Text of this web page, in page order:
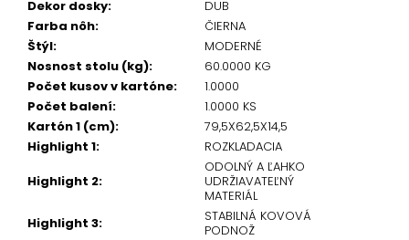
Dekor dosky:
DUB
Farba nôh:
ČIERNA
Štýl:
MODERNÉ
Nosnost stolu (kg):
60.0000 KG
Počet kusov v kartóne:
1.0000
Počet balení:
1.0000 KS
Kartón 1 (cm):
79,5X62,5X14,5
Highlight 1:
ROZKLADACIA
Highlight 2:
ODOLNÝ A ĽAHKO
UDRŽIAVATEĽNÝ
MATERIÁL
Highlight 3:
STABILNÁ KOVOVÁ
PODNOŽ